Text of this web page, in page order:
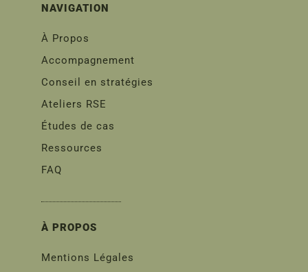
NAVIGATION
À Propos
Accompagnement
Conseil en stratégies
Ateliers RSE
Études de cas
Ressources
FAQ
À PROPOS
Mentions Légales